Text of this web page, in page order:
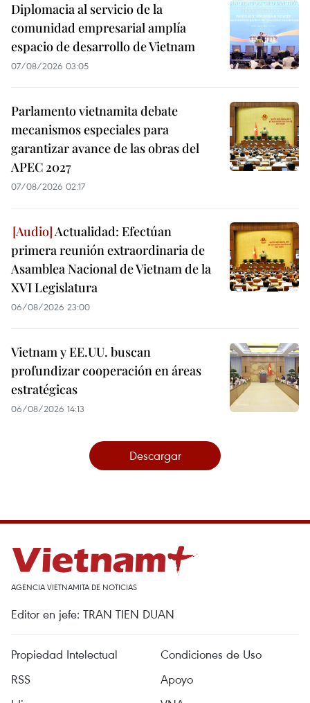
Diplomacia al servicio de la
comunidad empresarial amplía
espacio de desarrollo de Vietnam
07/08/2026 03:05
Parlamento vietnamita debate
mecanismos especiales para
garantizar avance de las obras del
APEC 2027
07/08/2026 02:17
Actualidad: Efectúan
primera reunión extraordinaria de
Asamblea Nacional de Vietnam de la
XVI Legislatura
06/08/2026 23:00
Vietnam y EE.UU. buscan
profundizar cooperación en áreas
estratégicas
06/08/2026 14:13
Descargar
AGENCIA VIETNAMITA DE NOTICIAS
Editor en jefe: TRAN TIEN DUAN
Propiedad Intelectual
Condiciones de Uso
RSS
Apoyo